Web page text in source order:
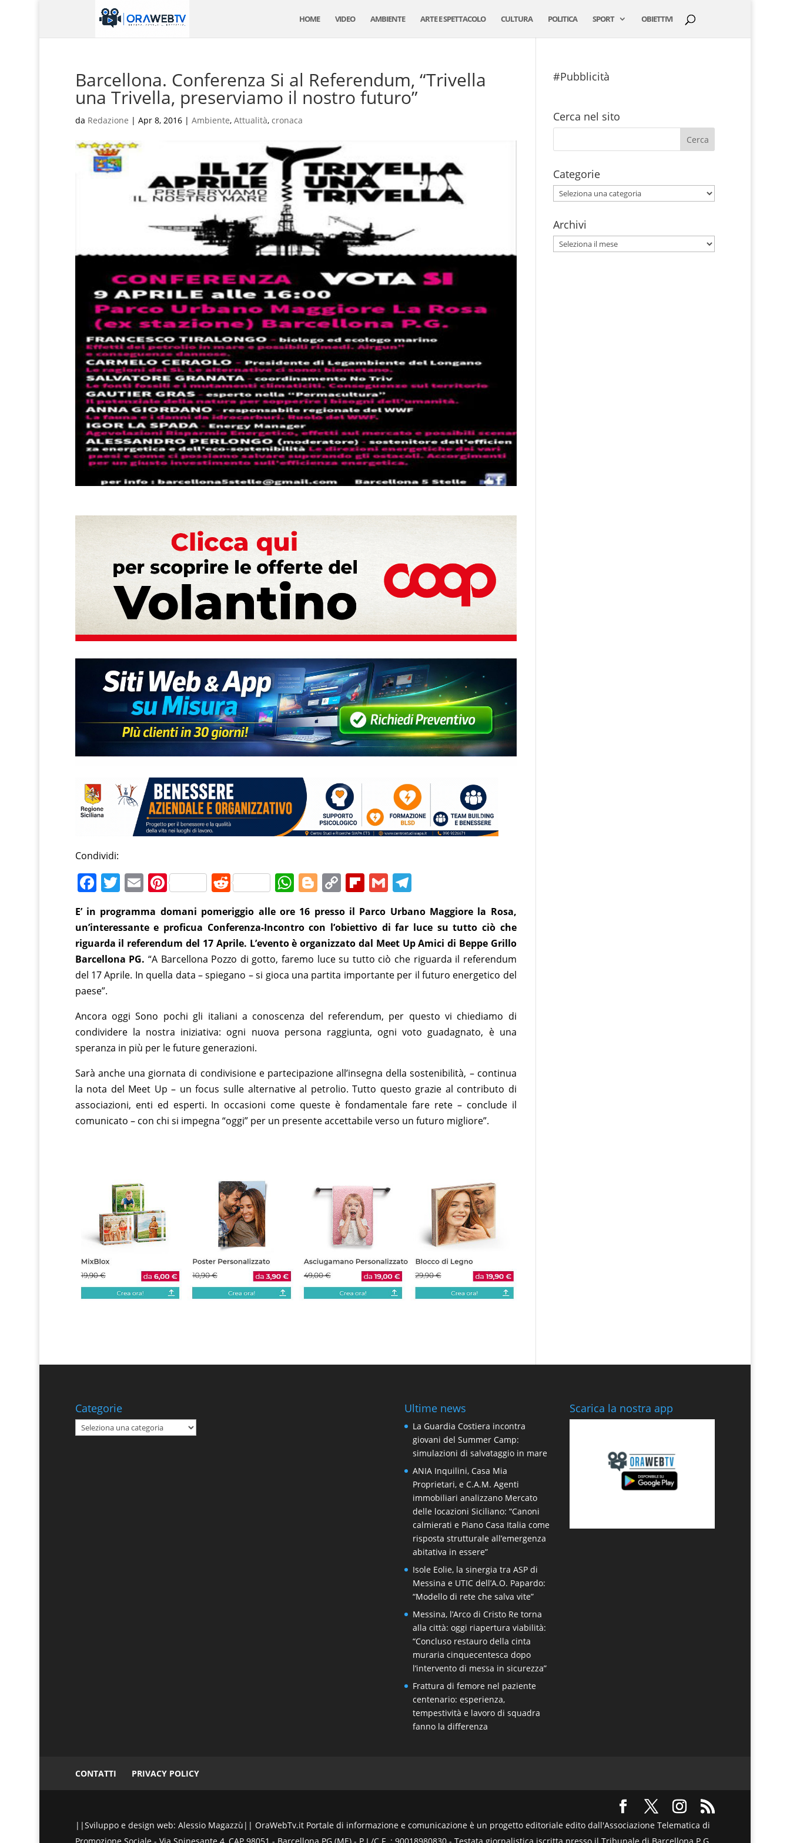
HOME VIDEO AMBIENTE ARTE E SPETTACOLO CULTURA POLITICA SPORT OBIETTIVI
Barcellona. Conferenza Si al Referendum, “Trivella
una Trivella, preserviamo il nostro futuro”
da Redazione | Apr 8, 2016| Ambiente, Attualità, cronaca
Condividi:
F
c
e
b
o
o
k
T
itt
er
E
ai
l
Pi
er
e
st
R
e
d
di
t
W
h
at
s
A
p
Bl
g
g
er
C
o
p
y
Li
n
Fl
b
o
ar
d
G
m
ai
l
T
e
gr
a
m
E’ in programma domani pomeriggio alle ore 16 presso il Parco Urbano Maggiore la Rosa,
un’interessante e proficua Conferenza-Incontro con l’obiettivo di far luce su tutto ciò che
riguarda il referendum del 17 Aprile. L’evento è organizzato dal Meet Up Amici di Beppe Grillo
Barcellona PG. “A Barcellona Pozzo di gotto, faremo luce su tutto ciò che riguarda il referendum
del 17 Aprile. In quella data – spiegano – si gioca una partita importante per il futuro energetico del
paese”.
Ancora oggi Sono pochi gli italiani a conoscenza del referendum, per questo vi chiediamo di
condividere la nostra iniziativa: ogni nuova persona raggiunta, ogni voto guadagnato, è una
speranza in più per le future generazioni.
Sarà anche una giornata di condivisione e partecipazione all’insegna della sostenibilità, – continua
la nota del Meet Up – un focus sulle alternative al petrolio. Tutto questo grazie al contributo di
associazioni, enti ed esperti. In occasioni come queste è fondamentale fare rete – conclude il
comunicato – con chi si impegna “oggi” per un presente accettabile verso un futuro migliore”.
#Pubblicità
Cerca nel sito
Categorie
Categorie
Archivi
Archivi
Categorie
Categorie
Ultime news
La Guardia Costiera incontra
giovani del Summer Camp:
simulazioni di salvataggio in mare
ANIA Inquilini, Casa Mia
Proprietari, e C.A.M. Agenti
immobiliari analizzano Mercato
delle locazioni Siciliano: “Canoni
calmierati e Piano Casa Italia come
risposta strutturale all’emergenza
abitativa in essere”
Isole Eolie, la sinergia tra ASP di
Messina e UTIC dell’A.O. Papardo:
“Modello di rete che salva vite”
Messina, l’Arco di Cristo Re torna
alla città: oggi riapertura viabilità:
“Concluso restauro della cinta
muraria cinquecentesca dopo
l’intervento di messa in sicurezza”
Frattura di femore nel paziente
centenario: esperienza,
tempestività e lavoro di squadra
fanno la differenza
Scarica la nostra app
CONTATTI PRIVACY POLICY
||Sviluppo e design web: Alessio Magazzù|| OraWebTv.it Portale di informazione e comunicazione è un progetto editoriale edito dall'Associazione Telematica di
Promozione Sociale - Via Spinesante 4, CAP 98051 - Barcellona PG (ME) - P.I./C.F. : 90018980830 - Testata giornalistica iscritta presso il Tribunale di Barcellona P.G.